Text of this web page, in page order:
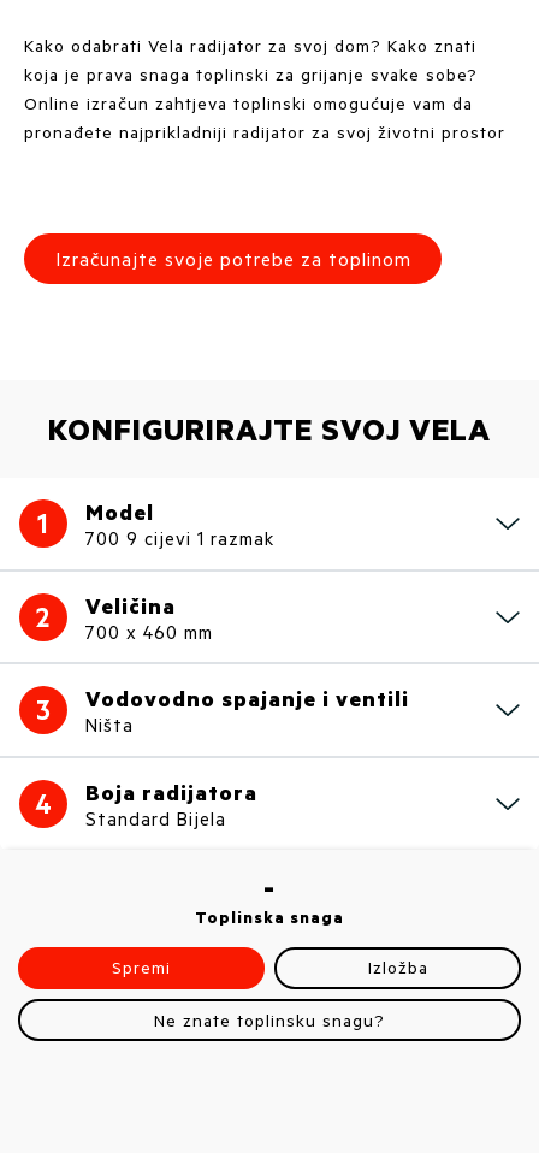
Kako odabrati Vela radijator za svoj dom? Kako znati
koja je prava snaga toplinski za grijanje svake sobe?
Online izračun zahtjeva toplinski omogućuje vam da
pronađete najprikladniji radijator za svoj životni prostor
Izračunajte svoje potrebe za toplinom
KONFIGURIRAJTE SVOJ VELA
1 Model
700 9 cijevi 1 razmak
2 Veličina
700 x 460 mm
3 Vodovodno spajanje i ventili
Ništa
4 Boja radijatora
Standard Bijela
-
Toplinska snaga
Spremi Izložba
Ne znate toplinsku snagu?